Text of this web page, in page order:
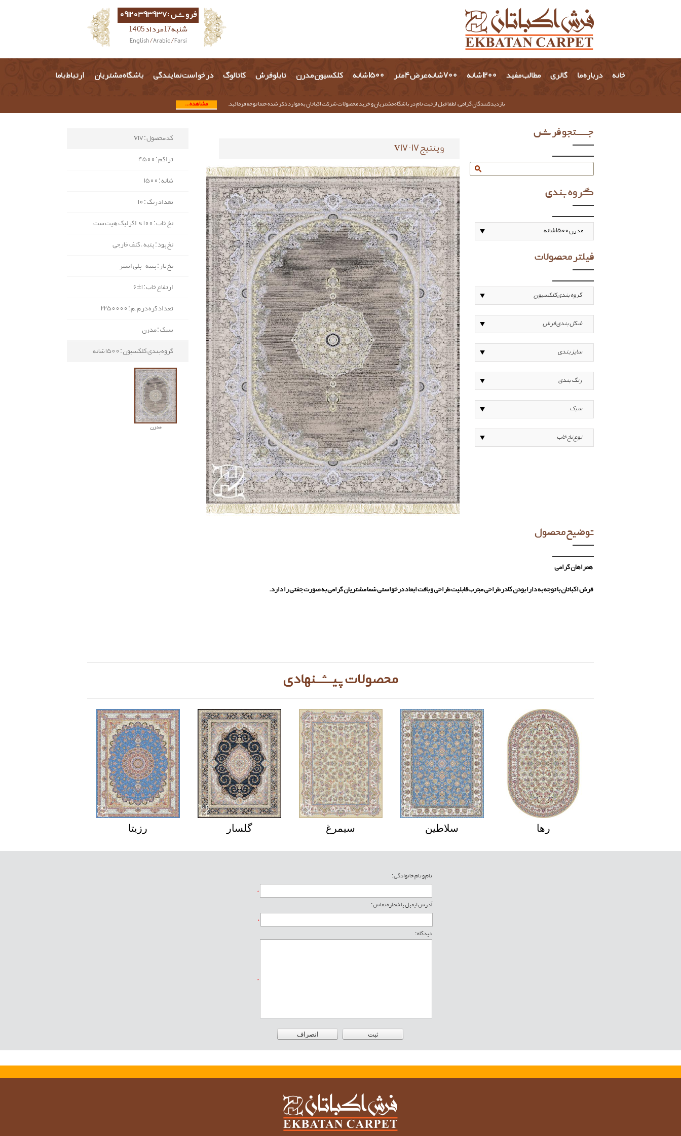
فروش :09120393937
شنبه 17 مرداد 1405
English/ Arabic / Farsi
خانه درباره ما گالری مطالب مفید 1200 شانه 700 شانه عرض 4 متر 1500 شانه کلکسیون مدرن تابلو فرش کاتالوگ درخواست نمایندگی باشگاه مشتریان ارتباط باما
بازدیدکنندگان گرامی؛ لطفا قبل از ثبت نام در باشگاه مشتریان و خرید محصولات شرکت اکباتان به موارد ذکر شده حتما توجه فرمائید. مشاهده...
جستجو فرش
گروه بندی
فیلتر محصولات
وینتیج 17-v17
کد محصول : v17
تراکم : 4500
شانه : 1500
تعداد رنگ : 10
نخ خاب : 100% اکرلیک هیت ست
نخ پود : پنبه ، کنف خارجی
نخ تار : پنبه - پلی استر
ارتفاع خاب : 1±6
تعداد گره در م.م : 2250000
سبک : مدرن
گروه بندی کلکسیون : 1500 شانه
مدرن
توضیح محصول
همراهان گرامی
فرش اکباتان با توجه به دارا بودن کادر طراحی مجرب قابلیت طراحی و بافت ابعاد درخواستی شما مشتریان گرامی به صورت جفتی را دارد.
محصولات پیشنهادی
رزیتا گلسار سیمرغ سلاطین رها
نام و نام خانوادگی :
*
آدرس ایمیل یا شماره تماس :
*
دیدگاه :
*